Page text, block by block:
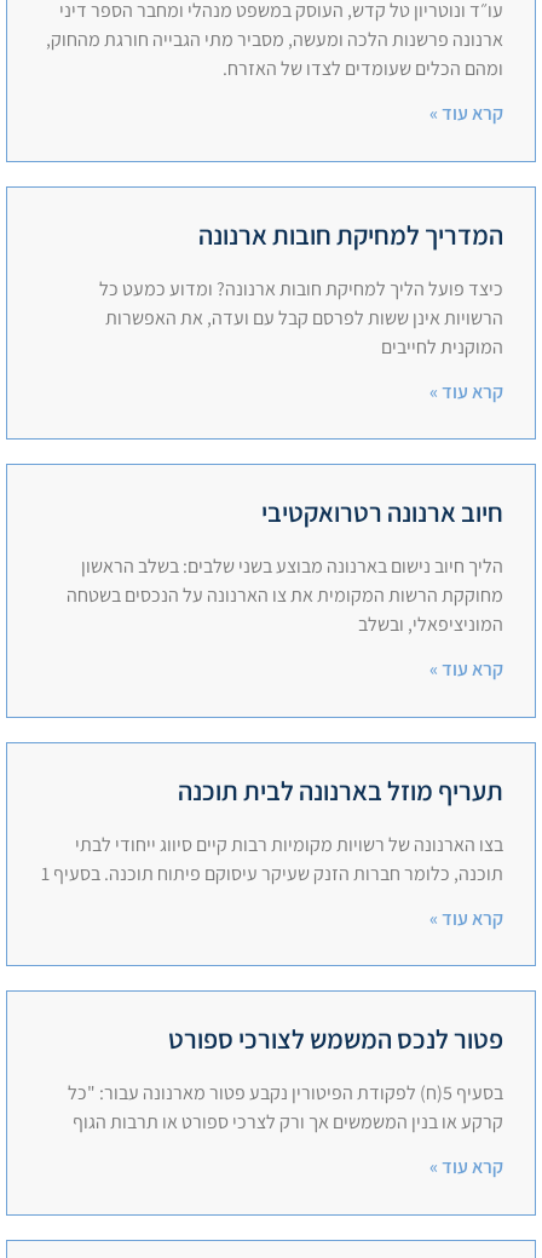
עו״ד ונוטריון טל קדש, העוסק במשפט מנהלי ומחבר הספר דיני
ארנונה פרשנות הלכה ומעשה, מסביר מתי הגבייה חורגת מהחוק,
ומהם הכלים שעומדים לצדו של האזרח.
קרא עוד »
המדריך למחיקת חובות ארנונה
כיצד פועל הליך למחיקת חובות ארנונה? ומדוע כמעט כל
הרשויות אינן ששות לפרסם קבל עם ועדה, את האפשרות
המוקנית לחייבים
קרא עוד »
חיוב ארנונה רטרואקטיבי
הליך חיוב נישום בארנונה מבוצע בשני שלבים: בשלב הראשון
מחוקקת הרשות המקומית את צו הארנונה על הנכסים בשטחה
המוניציפאלי, ובשלב
קרא עוד »
תעריף מוזל בארנונה לבית תוכנה
בצו הארנונה של רשויות מקומיות רבות קיים סיווג ייחודי לבתי
תוכנה, כלומר חברות הזנק שעיקר עיסוקם פיתוח תוכנה. בסעיף 1
קרא עוד »
פטור לנכס המשמש לצורכי ספורט
בסעיף 5(ח) לפקודת הפיטורין נקבע פטור מארנונה עבור: "כל
קרקע או בנין המשמשים אך ורק לצרכי ספורט או תרבות הגוף
קרא עוד »